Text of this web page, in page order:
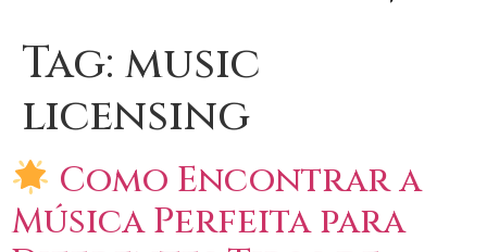
Tag: music
licensing
Como Encontrar a
Música Perfeita para